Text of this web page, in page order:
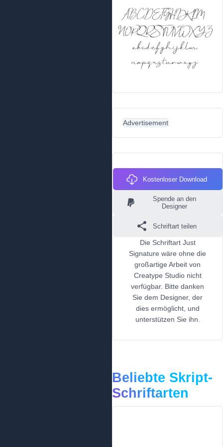
Advertisement
Kostenloser Download
Spende an den
Designer
Schriftart teilen
Die Schriftart Just
Signature wäre ohne die
großartige Arbeit von
Creatype Studio nicht
verfügbar. Bitte danken
Sie dem Designer, der
dies ermöglicht, und
unterstützen Sie ihn.
Beliebte Skript-
Schriftarten